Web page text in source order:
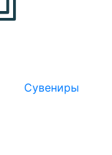
Сувениры